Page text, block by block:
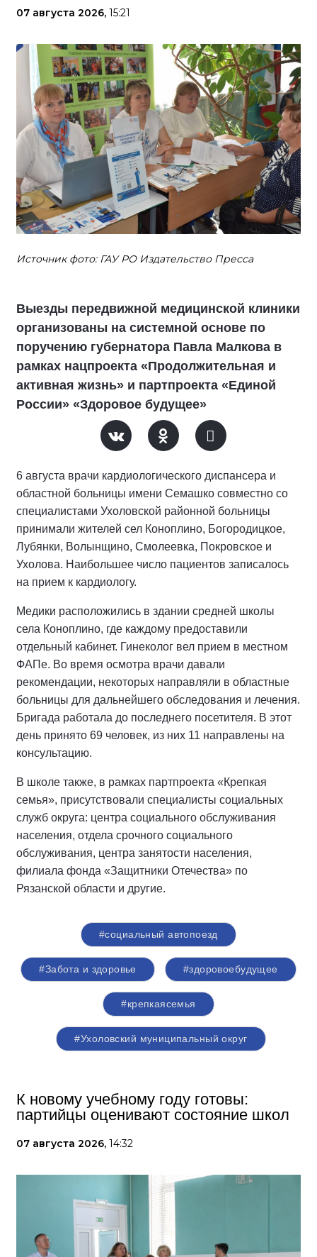
07 августа 2026, 15:21
Источник фото: ГАУ РО Издательство Пресса
Выезды передвижной медицинской клиники
организованы на системной основе по
поручению губернатора Павла Малкова в
рамках нацпроекта «Продолжительная и
активная жизнь» и партпроекта «Единой
России» «Здоровое будущее»
6 августа врачи кардиологического диспансера и
областной больницы имени Семашко совместно со
специалистами Ухоловской районной больницы
принимали жителей сел Коноплино, Богородицкое,
Лубянки, Волынщино, Смолеевка, Покровское и
Ухолова. Наибольшее число пациентов записалось
на прием к кардиологу.
Медики расположились в здании средней школы
села Коноплино, где каждому предоставили
отдельный кабинет. Гинеколог вел прием в местном
ФАПе. Во время осмотра врачи давали
рекомендации, некоторых направляли в областные
больницы для дальнейшего обследования и лечения.
Бригада работала до последнего посетителя. В этот
день принято 69 человек, из них 11 направлены на
консультацию.
В школе также, в рамках партпроекта «Крепкая
семья», присутствовали специалисты социальных
служб округа: центра социального обслуживания
населения, отдела срочного социального
обслуживания, центра занятости населения,
филиала фонда «Защитники Отечества» по
Рязанской области и другие.
#социальный автопоезд
#Забота и здоровье #здоровоебудущее
#крепкаясемья
#Ухоловский муниципальный округ
К новому учебному году готовы:
партийцы оценивают состояние школ
07 августа 2026, 14:32